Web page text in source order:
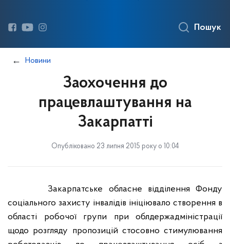
Пошук
Новини
Заохочення до
працевлаштування на
Закарпатті
Опубліковано 23 липня 2015 року о 10:04
Закарпатське обласне відділення Фонду
соціального захисту інвалідів ініціювало створення в
області робочої групи при облдержадміністрації
щодо розгляду пропозицій стосовно стимулювання